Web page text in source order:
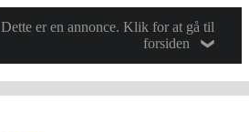
Dette er en annonce. Klik for at gå til
forsiden